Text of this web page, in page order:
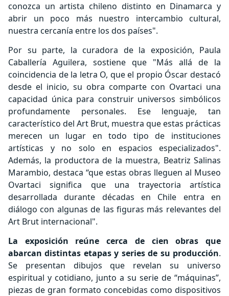
conozca un artista chileno distinto en Dinamarca y
abrir un poco más nuestro intercambio cultural,
nuestra cercanía entre los dos países".
Por su parte, la curadora de la exposición, Paula
Caballería Aguilera, sostiene que "Más allá de la
coincidencia de la letra O, que el propio Óscar destacó
desde el inicio, su obra comparte con Ovartaci una
capacidad única para construir universos simbólicos
profundamente personales. Ese lenguaje, tan
característico del Art Brut, muestra que estas prácticas
merecen un lugar en todo tipo de instituciones
artísticas y no solo en espacios especializados".
Además, la productora de la muestra, Beatriz Salinas
Marambio, destaca “que estas obras lleguen al Museo
Ovartaci significa que una trayectoria artística
desarrollada durante décadas en Chile entra en
diálogo con algunas de las figuras más relevantes del
Art Brut internacional".
La exposición reúne cerca de cien obras que
abarcan distintas etapas y series de su producción.
Se presentan dibujos que revelan su universo
espiritual y cotidiano, junto a su serie de “máquinas”,
piezas de gran formato concebidas como dispositivos